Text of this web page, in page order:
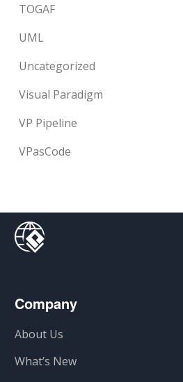
TOGAF
UML
Uncategorized
Visual Paradigm
VP Pipeline
VPasCode
Company
About Us
What’s New